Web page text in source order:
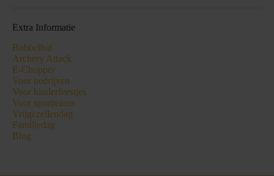
Extra Informatie
Bubbelbal
Archery Attack
E-Chopper
Voor bedrijven
Voor kinderfeestjes
Voor sportteams
Vrijgezellendag
Familiedag
Blog